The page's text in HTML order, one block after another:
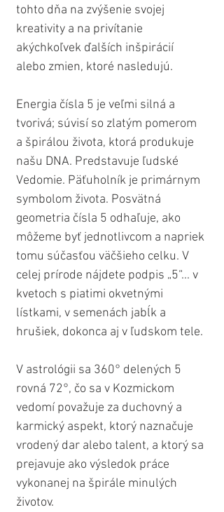
tohto dňa na zvýšenie svojej
kreativity a na privítanie
akýchkoľvek ďalších inšpirácií
alebo zmien, ktoré nasledujú.
Energia čísla 5 je veľmi silná a
tvorivá; súvisí so zlatým pomerom
a špirálou života, ktorá produkuje
našu DNA. Predstavuje ľudské
Vedomie. Päťuholník je primárnym
symbolom života. Posvätná
geometria čísla 5 odhaľuje, ako
môžeme byť jednotlivcom a napriek
tomu súčasťou väčšieho celku. V
celej prírode nájdete podpis „5“... v
kvetoch s piatimi okvetnými
lístkami, v semenách jabĺk a
hrušiek, dokonca aj v ľudskom tele.
V astrológii sa 360° delených 5
rovná 72°, čo sa v Kozmickom
vedomí považuje za duchovný a
karmický aspekt, ktorý naznačuje
vrodený dar alebo talent, a ktorý sa
prejavuje ako výsledok práce
vykonanej na špirále minulých
životov.